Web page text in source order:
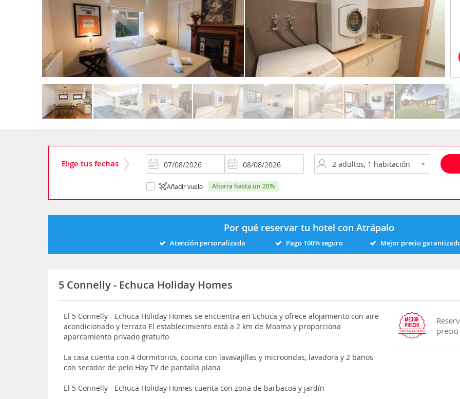
Elige tus fechas
Añadir vuelo ahorra hasta un 20%
Por qué reservar tu hotel con Atrápalo
Atención personalizada Pago 100% seguro Mejor precio
5 Connelly - Echuca Holiday Homes
El 5 Connelly - Echuca Holiday Homes se encuentra en Echuca y ofrece alojamiento con aire
acondicionado y terraza El establecimiento está a 2 km de Moama y proporciona
aparcamiento privado gratuito
La casa cuenta con 4 dormitorios, cocina con lavavajillas y microondas, lavadora y 2 baños
con secador de pelo Hay TV de pantalla plana
El 5 Connelly - Echuca Holiday Homes cuenta con zona de barbacoa y jardín